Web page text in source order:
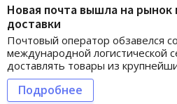
Новая почта вышла на
доставки
Почтовый оператор обзавелся
международной логистической
доставлять товары из
Подробнее